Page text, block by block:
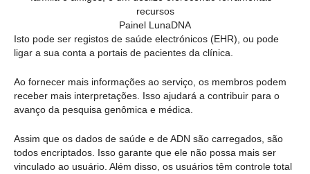
Painel LunaDNA
Isto pode ser registos de saúde electrónicos (EHR), ou pode
ligar a sua conta a portais de pacientes da clínica.
Ao fornecer mais informações ao serviço, os membros podem
receber mais interpretações. Isso ajudará a contribuir para o
avanço da pesquisa genômica e médica.
Assim que os dados de saúde e de ADN são carregados, são
todos encriptados. Isso garante que ele não possa mais ser
vinculado ao usuário. Além disso, os usuários têm controle total